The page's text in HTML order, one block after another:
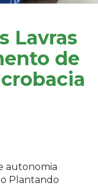
Lavras
de
autonomia
Plantando